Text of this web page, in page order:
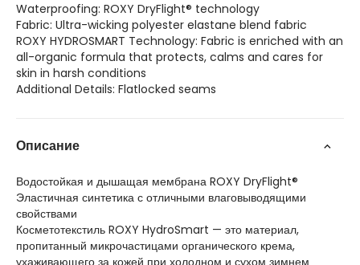
Waterproofing: ROXY DryFlight® technology
Fabric: Ultra-wicking polyester elastane blend fabric
ROXY HYDROSMART Technology: Fabric is enriched with an
all-organic formula that protects, calms and cares for
skin in harsh conditions
Additional Details: Flatlocked seams
Описание
Водостойкая и дышащая мембрана ROXY DryFlight®
Эластичная синтетика с отличными влаговыводящими
свойствами
Косметотекстиль ROXY HydroSmart — это материал,
пропитанный микрочастицами органического крема,
ухаживающего за кожей при холодном и сухом зимнем